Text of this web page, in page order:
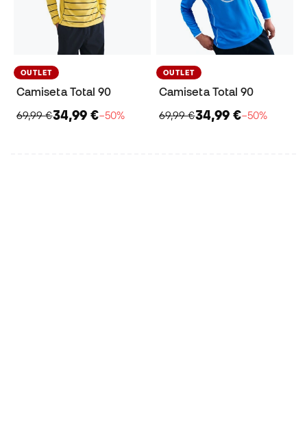
OUTLET
Camiseta Total 90
69,99 €34,99 €−50%
OUTLET
Camiseta Total 90
69,99 €34,99 €−50%